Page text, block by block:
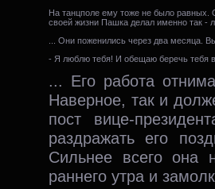
На танцполе ему тоже не было равных.
своей жизни Пашка делал именно так -
... Они поженились через два месяца.
- Я люблю тебя! И обещаю беречь тебя
... Его работа
Наверное, так и
пост вице-
раздражать его
Сильнее всего она
раннего утра и